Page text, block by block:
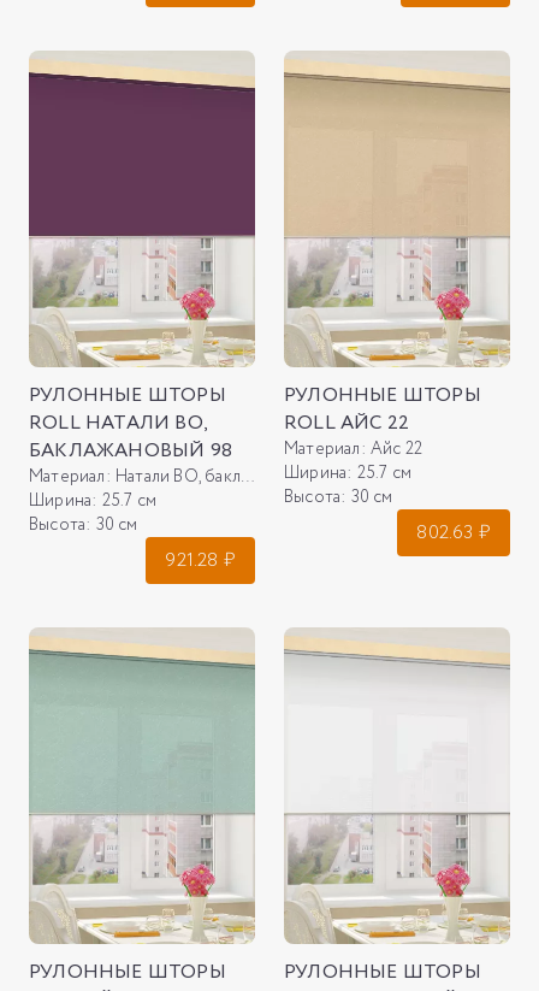
РУЛОННЫЕ ШТОРЫ
ROLL НАТАЛИ ВО,
БАКЛАЖАНОВЫЙ 98
Материал: Натали ВО, баклажановый 98
Ширина: 25.7 см
Высота: 30 см
921.28 ₽
РУЛОННЫЕ ШТОРЫ
ROLL АЙС 22
Материал: Айс 22
Ширина: 25.7 см
Высота: 30 см
802.63 ₽
РУЛОННЫЕ ШТОРЫ
РУЛОННЫЕ ШТОРЫ